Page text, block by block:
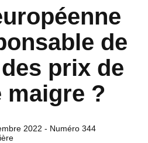
de
prix de
maigre ?
2022 - Numéro 344